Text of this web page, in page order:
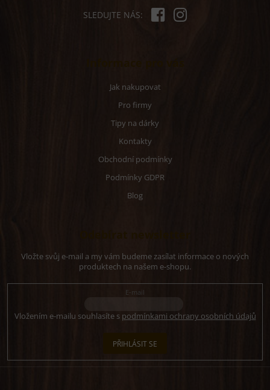
SLEDUJTE NÁS:
Jak nakupovat
Pro firmy
Tipy na dárky
Kontakty
Obchodní podmínky
Podmínky GDPR
Blog
Vložte svůj e-mail a my vám budeme zasílat informace o nových
produktech na našem e-shopu.
E-mail
Vložením e-mailu souhlasíte s podmínkami ochrany osobních údajů
PŘIHLÁSIT SE